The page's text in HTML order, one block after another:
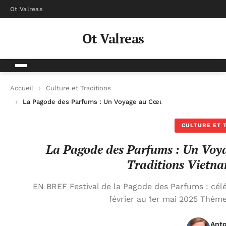
Ot Valreas
Ot Valreas
Accueil
Culture et Traditions
La Pagode des Parfums : Un Voyage au Cœur de la Culture et
CULTURE ET
La Pagode des Parfums : Un
Traditions
EN BREF Festival de la Pagode des Parfums :
février au 1er mai 2025